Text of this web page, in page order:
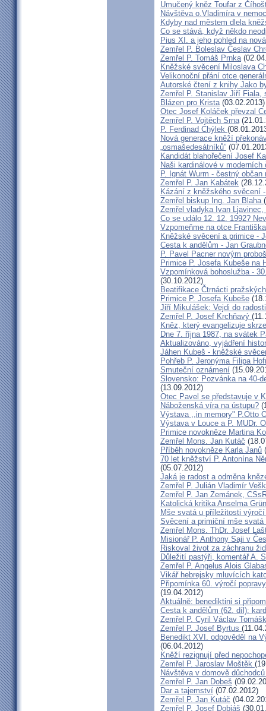
Umučený kněz Toufar z
Návštěva o.Vladimíra v
Kdyby nad městem dlela
Co se stává, když někdo
Pius XI. a jeho pohled na
Zemřel P. Boleslav Česlav
Zemřel P. Tomáš Prnka
Kněžské svěcení Miloslava
Velikonoční přání otce
Autorské čtení z knihy Jako
Zemřel P. Stanislav Jiří Fiala,
Blázen pro Krista(03.02.2013)
Otec Josef Koláček převzal
Zemřel P. Vojtěch Srna
P. Ferdinad Chýlek
Nová generace kněží
„osmašedesátníků”
Kandidát blahořečení Josef
Naši kardinálové v
P. Ignát Wurm - čestný
Zemřel P. Jan Kabátek
Kázání z kněžského svěcení
Zemřel biskup Ing. Jan Blaha
Zemřel vladyka Ivan
Co se událo 12. 12. 1992?
Vzpomeňme na otce
Kněžské svěcení a primice -
Cesta k andělům - Jan
P. Pavel Pacner novým
Primice P. Josefa Kubeše na
Vzpomínková bohoslužba -
(30.10.2012)
Beatifikace Čtrnácti
Primice P. Josefa Kubeše
Jiří Mikulášek: Vejdi do
Zemřel P. Josef Krchňavý
Kněz, který evangelizuje
Dne 7. října 1987, na svátek
Aktualizováno, vyjádření
Jáhen Kubeš - kněžské
Pohřeb P. Jeronýma Filipa
Smuteční oznámení
Slovensko: Pozvánka na 40-
(13.09.2012)
Otec Pavel se představuje v
Náboženská víra na ústupu?
Výstava ,,in memory" P.Otto
Výstava v Louce a P. MUDr.
Primice novokněze Martina
Zemřel Mons. Jan Kutáč
Příběh novokněze Karla Janů
70 let kněžství P. Antonína
(05.07.2012)
Jaká je radost a odměna
Zemřel P. Julián Vladimír
Zemřel P. Jan Zemánek,
Katolická kritika Anselma
Mše svatá u příležitosti
Svěcení a primiční mše
Zemřel Mons. ThDr. Josef
Misionář P. Anthony Saji v
Riskoval život za záchranu
Důležití pastýři, komentář A.
Zemřel P. Angelus Alois
Vikář hebrejsky mluvících
Připomínka 60. výročí
(19.04.2012)
Aktuálně: benediktini si
Cesta k andělům (62. díl):
Zemřel P. Cyril Václav
Zemřel P. Josef Byrtus
Benedikt XVI. odpověděl na
(06.04.2012)
Kněží rezignují před
Zemřel P. Jaroslav Moštěk
Návštěva v domově
Zemřel P. Jan Dobeš
Dar a tajemství (07.02.2012)
Zemřel P. Jan Kutáč
Zemřel P. Josef Dobiáš